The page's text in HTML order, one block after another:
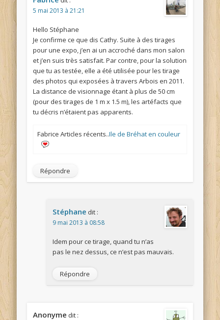
5 mai 2013 à 21:21
Hello Stéphane
Je confirme ce que dis Cathy. Suite à des tirages
pour une expo, j’en ai un accroché dans mon salon
et j’en suis très satisfait. Par contre, pour la solution
que tu as testée, elle a été utilisée pour les tirage
des photos qui exposées à travers Arbois en 2011.
La distance de visionnage étant à plus de 50 cm
(pour des tirages de 1 m x 1.5 m), les artéfacts que
tu décris n’étaient pas apparents.
Fabrice Articles récents..Ile de Bréhat en couleur
Répondre
Stéphane dit :
9 mai 2013 à 08:58
Idem pour ce tirage, quand tu n’as
pas le nez dessus, ce n’est pas mauvais.
Répondre
Anonyme dit :